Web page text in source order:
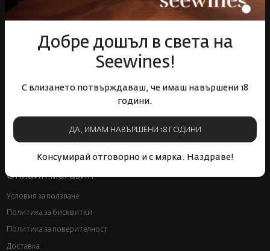
Добре дошъл в света на
Seewines!
С влизането потвърждаваш, че имаш навършени 18
години.
ДА, ИМАМ НАВЪРШЕНИ 18 ГОДИНИ
Консумирай отговорно и с мярка. Наздраве!
Спиртни
Бели вина Червени вина Пенливи вина
Онлайн магазин
Условия за ползване
Политика за бисквитки
Политика за поверителност
Доставка